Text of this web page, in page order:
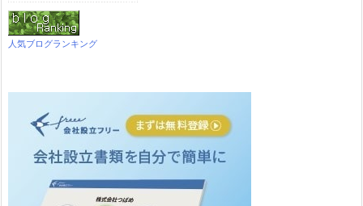
人気ブログランキング